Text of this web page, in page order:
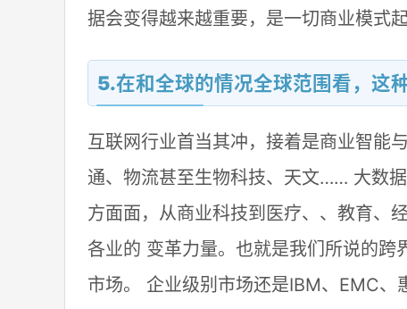
据会变得越来越重要，是一切商业模式
5.在和全球的情况全球范围看，这
互联网行业首当其冲，接着是商业智能
通、物流甚至生物科技、天文…… 大数
方面面，从商业科技到医疗、、教育、
各业的 变革力量。也就是我们所说的
市场。 企业级别市场还是IBM、EMC